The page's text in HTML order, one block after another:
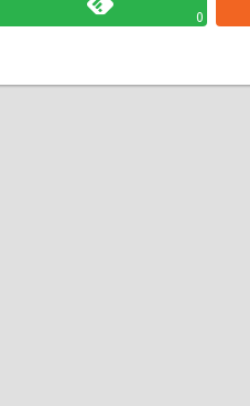
0